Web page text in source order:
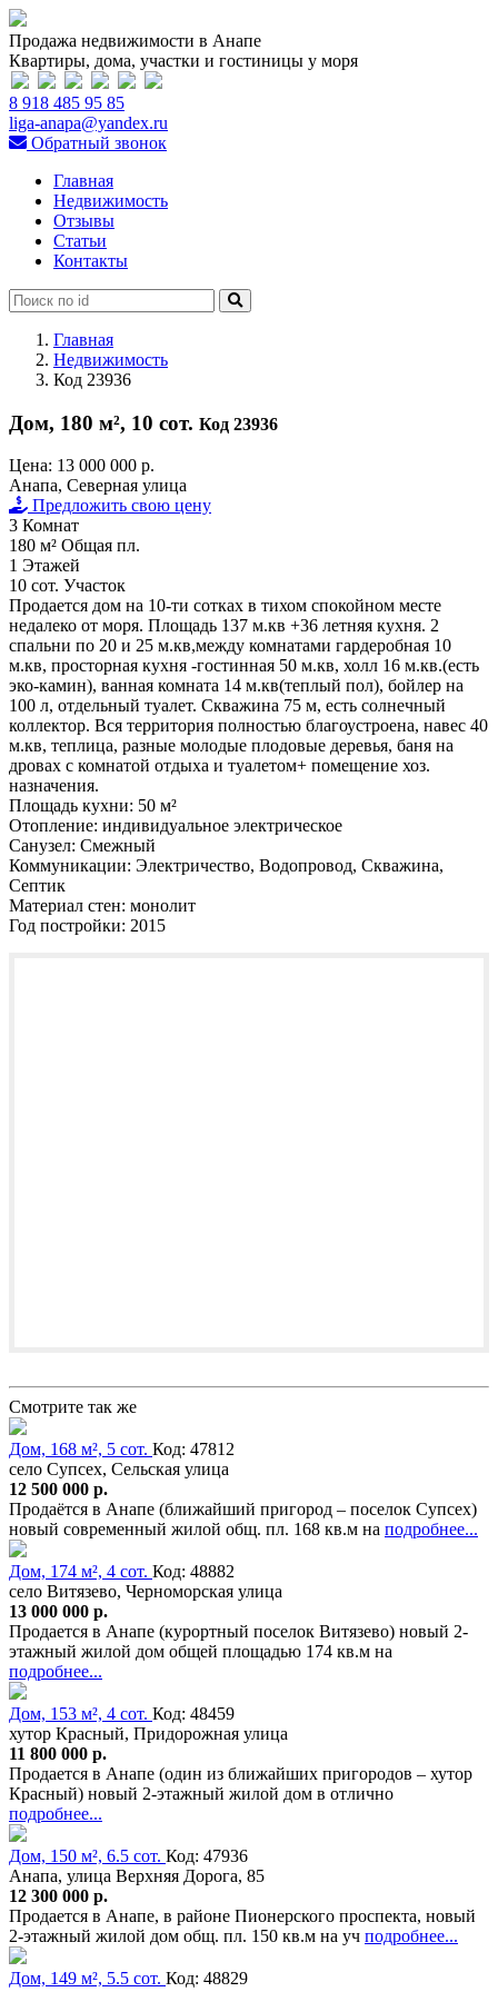
Продажа недвижимости в Анапе
Квартиры, дома, участки и гостиницы у моря
8 918 485 95 85
liga-anapa@yandex.ru
Обратный звонок
Главная
Недвижимость
Отзывы
Статьи
Контакты
Главная
Недвижимость
Код 23936
Дом, 180 м², 10 сот. Код 23936
Цена: 13 000 000 р.
Анапа, Северная улица
Предложить свою цену
3 Комнат
180 м² Общая пл.
1 Этажей
10 сот. Участок
Продается дом на 10-ти сотках в тихом спокойном месте
недалеко от моря. Площадь 137 м.кв +36 летняя кухня. 2
спальни по 20 и 25 м.кв,между комнатами гардеробная 10
м.кв, просторная кухня -гостинная 50 м.кв, холл 16 м.кв.(есть
эко-камин), ванная комната 14 м.кв(теплый пол), бойлер на
100 л, отдельный туалет. Скважина 75 м, есть солнечный
коллектор. Вся территория полностью благоустроена, навес 40
м.кв, теплица, разные молодые плодовые деревья, баня на
дровах с комнатой отдыха и туалетом+ помещение хоз.
назначения.
Площадь кухни: 50 м²
Отопление: индивидуальное электрическое
Санузел: Смежный
Коммуникации: Электричество, Водопровод, Скважина,
Септик
Материал стен: монолит
Год постройки: 2015
Смотрите так же
Дом, 168 м², 5 сот. Код: 47812
село Супсех, Сельская улица
12 500 000 р.
Продаётся в Анапе (ближайший пригород – поселок Супсех)
новый современный жилой общ. пл. 168 кв.м на подробнее...
Дом, 174 м², 4 сот. Код: 48882
село Витязево, Черноморская улица
13 000 000 р.
Продается в Анапе (курортный поселок Витязево) новый 2-
этажный жилой дом общей площадью 174 кв.м на
подробнее...
Дом, 153 м², 4 сот. Код: 48459
хутор Красный, Придорожная улица
11 800 000 р.
Продается в Анапе (один из ближайших пригородов – хутор
Красный) новый 2-этажный жилой дом в отлично
подробнее...
Дом, 150 м², 6.5 сот. Код: 47936
Анапа, улица Верхняя Дорога, 85
12 300 000 р.
Продается в Анапе, в районе Пионерского проспекта, новый
2-этажный жилой дом общ. пл. 150 кв.м на уч подробнее...
Дом, 149 м², 5.5 сот. Код: 48829